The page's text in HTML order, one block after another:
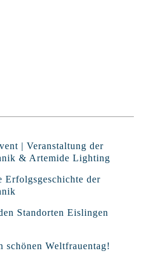
| Veranstaltung der
& Artemide Lighting
Erfolgsgeschichte der
Standorten Eislingen
schönen Weltfrauentag!